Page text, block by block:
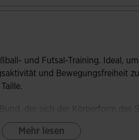
und Futsal-Training. Ideal,
und Bewegungsfreiheit
der sich der Körperform des
Kordelzüge, die die
zu erhöhen und die
Mehr lesen